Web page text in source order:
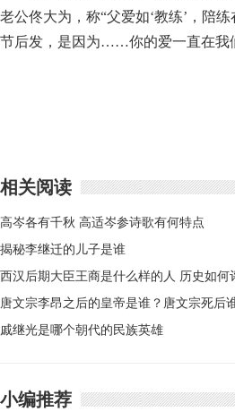
老公佟大为，称“父爱如‘教练’，陪
节后发，是因为……你的爱一直在我
相关阅读
高岑各有千秋 高适岑参诗歌有何特点
揭秘李继迁的儿子是谁
西汉后期大臣王商是什么样的人 历史如何
王商
唐文宗李昂之后的皇帝是谁？唐文宗死后
皇帝
戚继光是哪个朝代的民族英雄
小编推荐